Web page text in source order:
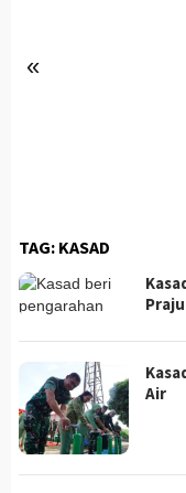
«
TAG: KASAD
Air